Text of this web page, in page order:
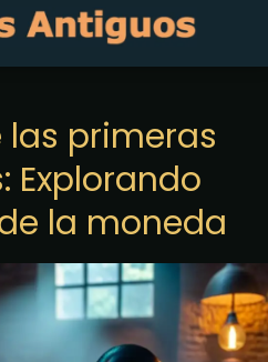
las primeras
Explorando
la moneda